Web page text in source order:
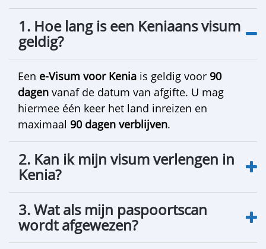
1. Hoe lang is een Keniaans visum
geldig?
Een e-Visum voor Kenia is geldig voor 90
dagen vanaf de datum van afgifte. U mag
hiermee één keer het land inreizen en
maximaal 90 dagen verblijven.
2. Kan ik mijn visum verlengen in
Kenia?
3. Wat als mijn paspoortscan
wordt afgewezen?